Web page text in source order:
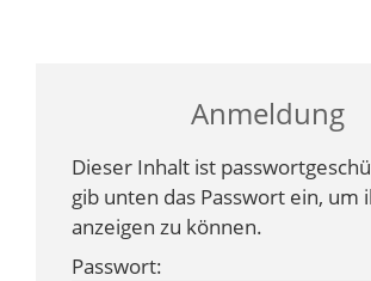
Anmeldung
Dieser Inhalt ist
gib unten das Passwort ein, um
anzeigen zu können.
Passwort: